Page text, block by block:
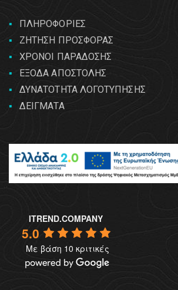
ΠΛΗΡΟΦΟΡΙΕΣ
ΖΗΤΗΣΗ ΠΡΟΣΦΟΡΑΣ
ΧΡΟΝΟΙ ΠΑΡΑΔΟΣΗΣ
ΕΞΟΔΑ ΑΠΟΣΤΟΛΗΣ
ΔΥΝΑΤΟΤΗΤΑ ΛΟΓΟΤΥΠΗΣΗΣ
ΔΕΙΓΜΑΤΑ
ITREND.COMPANY
5.0
Με βάση 10 κριτικές